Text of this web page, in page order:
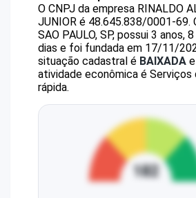
O CNPJ da empresa RINALDO
JUNIOR é 48.645.838/0001-69.
SAO PAULO, SP, possui 3 anos,
dias e foi fundada em 17/11/
situação cadastral é BAIXADA
atividade econômica é Serviços
rápida.